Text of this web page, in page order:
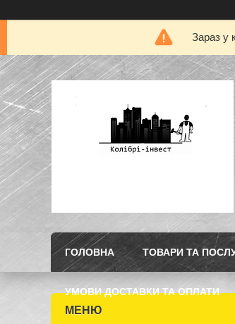
Зараз у
ГОЛОВНА ТОВАРИ ТА
УМОВИ ДОСТАВКИ ТА ОПЛАТИ